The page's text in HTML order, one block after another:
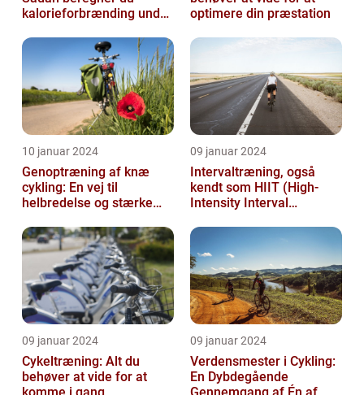
kalorieforbrænding under
optimere din præstation
10 januar 2024
Genoptræning af knæ
cykling: En vej til
helbredelse og stærke
09 januar 2024
Intervaltræning, også
kendt som HIIT (High-
Intensity Interval
træningsmetod...
09 januar 2024
Cykeltræning: Alt du
behøver at vide for at
komme i gang
09 januar 2024
Verdensmester i Cykling:
En Dybdegående
Gennemgang af Én af